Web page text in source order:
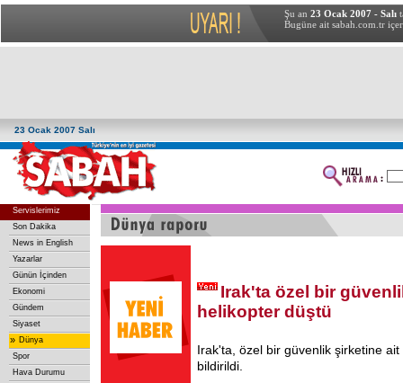
Şu an 23 Ocak 2007 - Salı
Bugüne ait sabah.com.tr
23 Ocak 2007 Salı
Servislerimiz
Son Dakika
News in English
Yazarlar
Günün İçinden
Ekonomi
Gündem
Siyaset
» Dünya
Spor
Hava Durumu
Irak'ta özel bir
helikopter düştü
Irak'ta, özel bir güvenlik şirketine
bildirildi.